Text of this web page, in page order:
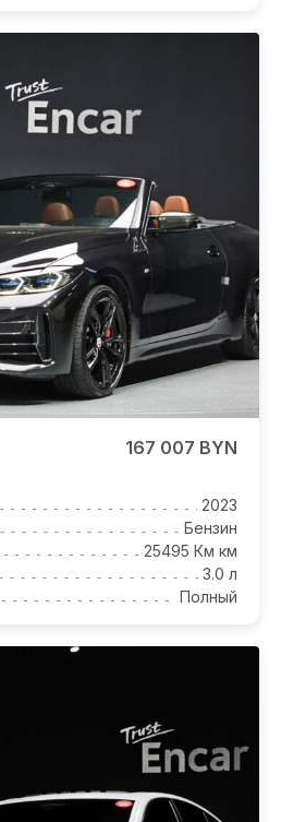
167 007 BYN
2023
Бензин
25495 Км км
3.0 л
Полный